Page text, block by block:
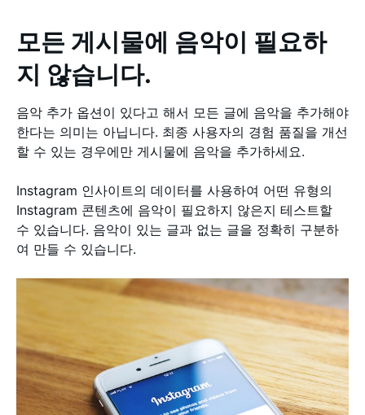
모든 게시물에 음악이 필요하
지 않습니다.
음악 추가 옵션이 있다고 해서 모든 글에 음악을 추가해야
한다는 의미는 아닙니다. 최종 사용자의 경험 품질을 개선
할 수 있는 경우에만 게시물에 음악을 추가하세요.
Instagram 인사이트의 데이터를 사용하여 어떤 유형의
Instagram 콘텐츠에 음악이 필요하지 않은지 테스트할
수 있습니다. 음악이 있는 글과 없는 글을 정확히 구분하
여 만들 수 있습니다.